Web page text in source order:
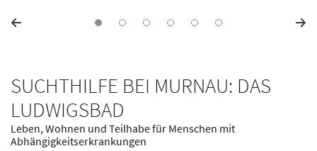
SUCHTHILFE BEI MURNAU: DAS
LUDWIGSBAD
Leben, Wohnen und Teilhabe für Menschen mit
Abhängigkeitserkrankungen